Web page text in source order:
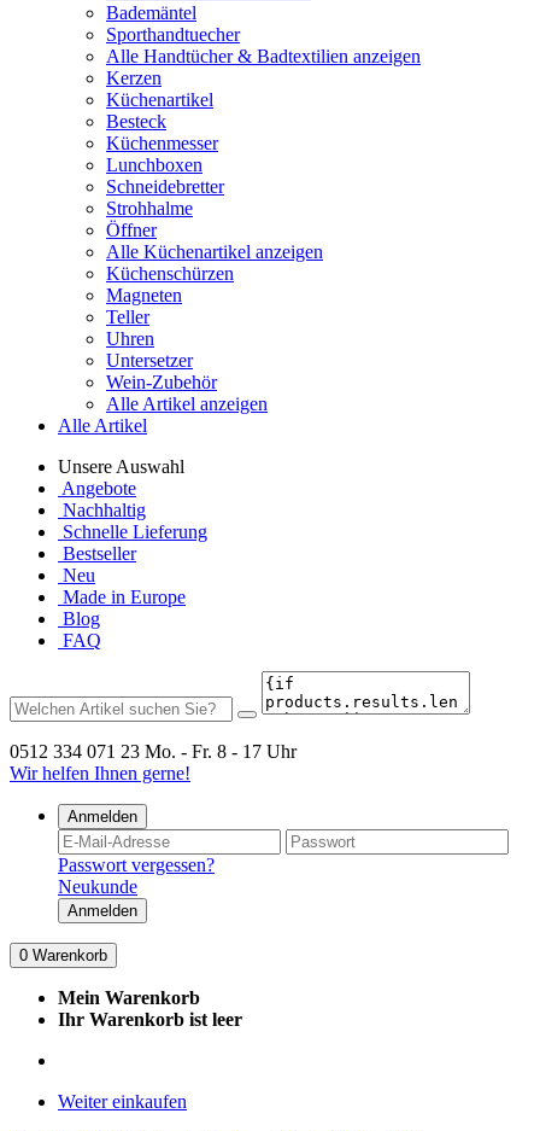
Bademäntel
Sporthandtuecher
Alle Handtücher & Badtextilien anzeigen
Kerzen
Küchenartikel
Besteck
Küchenmesser
Lunchboxen
Schneidebretter
Strohhalme
Öffner
Alle Küchenartikel anzeigen
Küchenschürzen
Magneten
Teller
Uhren
Untersetzer
Wein-Zubehör
Alle Artikel anzeigen
Alle Artikel
Unsere Auswahl
Angebote
Nachhaltig
Schnelle Lieferung
Bestseller
Neu
Made in Europe
Blog
FAQ
0512 334 071 23 Mo. - Fr. 8 - 17 Uhr
Wir helfen Ihnen gerne!
Anmelden
Passwort vergessen?
Neukunde
Anmelden
0 Warenkorb
Mein Warenkorb
Ihr Warenkorb ist leer
Weiter einkaufen